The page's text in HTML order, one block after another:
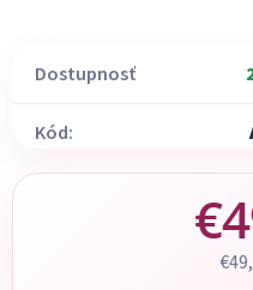
Dostupnosť
Kód: